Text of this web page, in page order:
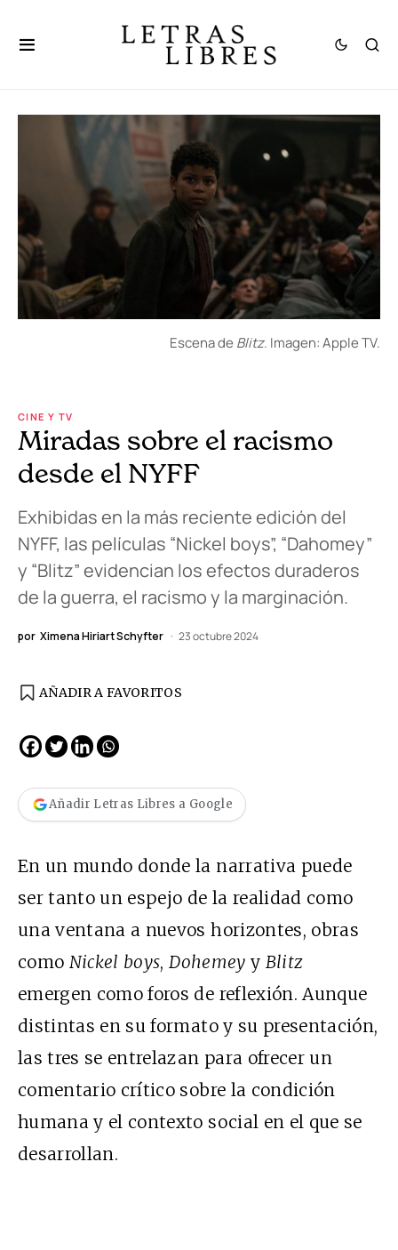
Escena de Blitz. Imagen: Apple TV.
CINE Y TV
Miradas sobre el racismo
desde el NYFF
Exhibidas en la más reciente edición del
NYFF, las películas “Nickel boys”, “Dahomey”
y “Blitz” evidencian los efectos duraderos
de la guerra, el racismo y la marginación.
por Ximena Hiriart Schyfter 23 octubre 2024
AÑADIR A FAVORITOS
Añadir Letras Libres a Google
En un mundo donde la narrativa puede
ser tanto un espejo de la realidad como
una ventana a nuevos horizontes, obras
como Nickel boys,Dohemey y Blitz
emergen como foros de reflexión. Aunque
distintas en su formato y su presentación,
las tres se entrelazan para ofrecer un
comentario crítico sobre la condición
humana y el contexto social en el que se
desarrollan.